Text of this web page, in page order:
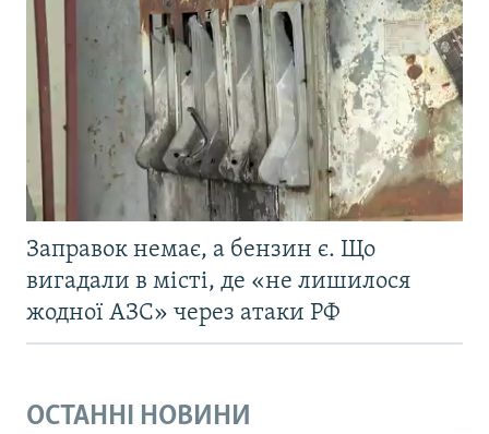
Заправок немає, а бензин є. Що
вигадали в місті, де «не лишилося
жодної АЗС» через атаки РФ
ОСТАННІ НОВИНИ